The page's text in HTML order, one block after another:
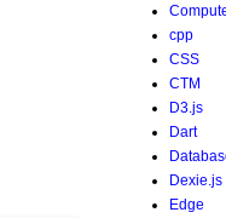
cpp
CSS
CTM
D3.js
Dart
Dexie.js
Edge